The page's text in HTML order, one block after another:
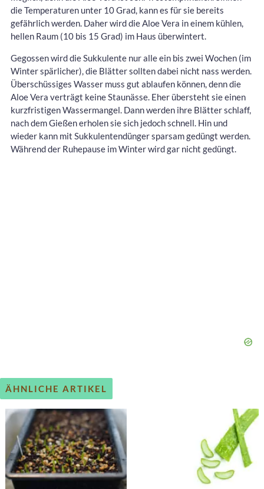
die Temperaturen unter 10 Grad, kann es für sie bereits
gefährlich werden. Daher wird die Aloe Vera in einem kühlen,
hellen Raum (10 bis 15 Grad) im Haus überwintert.
Gegossen wird die Sukkulente nur alle ein bis zwei Wochen (im
Winter spärlicher), die Blätter sollten dabei nicht nass werden.
Überschüssiges Wasser muss gut ablaufen können, denn die
Aloe Vera verträgt keine Staunässe. Eher übersteht sie einen
kurzfristigen Wassermangel. Dann werden ihre Blätter schlaff,
nach dem Gießen erholen sie sich jedoch schnell. Hin und
wieder kann mit Sukkulentendünger sparsam gedüngt werden.
Während der Ruhepause im Winter wird gar nicht gedüngt.
ÄHNLICHE ARTIKEL